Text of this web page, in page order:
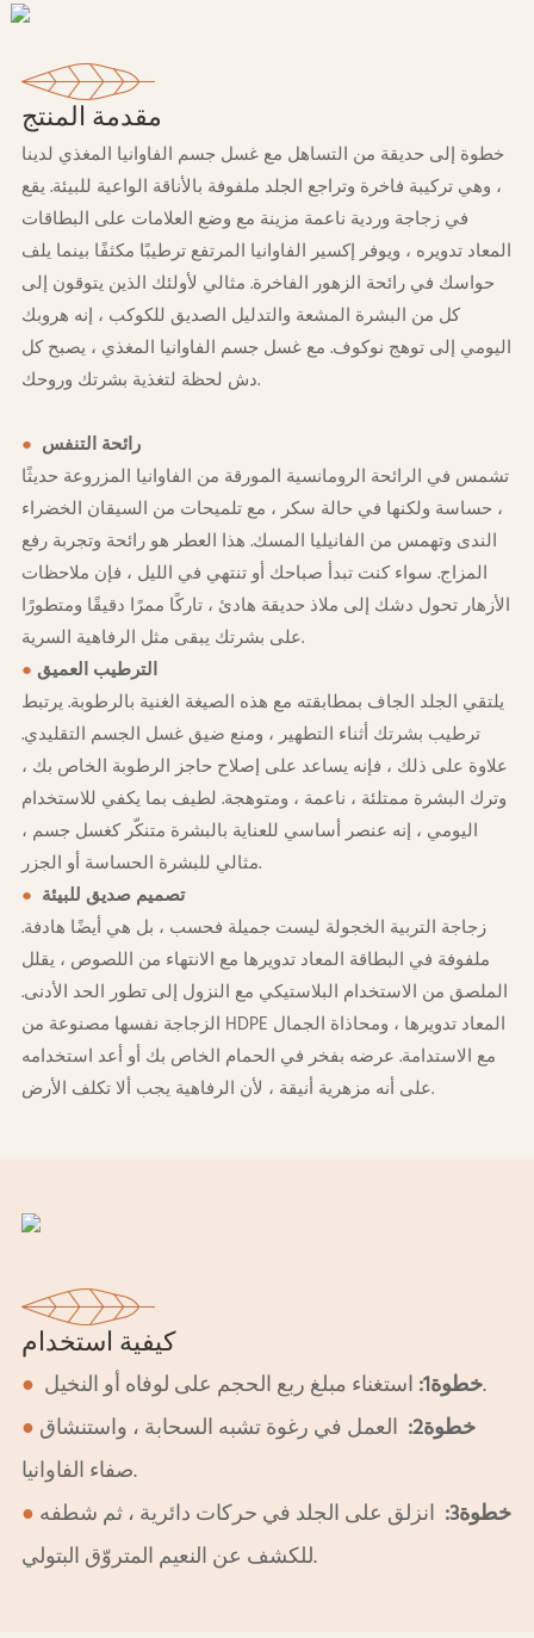
مقدمة المنتج
خطوة إلى حديقة من التساهل مع غسل جسم الفاوانيا المغذي لدينا
، وهي تركيبة فاخرة وتراجع الجلد ملفوفة بالأناقة الواعية للبيئة. يقع
في زجاجة وردية ناعمة مزينة مع وضع العلامات على البطاقات
المعاد تدويره ، ويوفر إكسير الفاوانيا المرتفع ترطيبًا مكثفًا بينما يلف
حواسك في رائحة الزهور الفاخرة. مثالي لأولئك الذين يتوقون إلى
كل من البشرة المشعة والتدليل الصديق للكوكب ، إنه هروبك
اليومي إلى توهج نوكوف. مع غسل جسم الفاوانيا المغذي ، يصبح كل
دش لحظة لتغذية بشرتك وروحك.
● رائحة التنفس
تشمس في الرائحة الرومانسية المورقة من الفاوانيا المزروعة حديثًا
، حساسة ولكنها في حالة سكر ، مع تلميحات من السيقان الخضراء
الندى وتهمس من الفانيليا المسك. هذا العطر هو رائحة وتجربة رفع
المزاج. سواء كنت تبدأ صباحك أو تنتهي في الليل ، فإن ملاحظات
الأزهار تحول دشك إلى ملاذ حديقة هادئ ، تاركًا ممرًا دقيقًا ومتطورًا
على بشرتك يبقى مثل الرفاهية السرية.
● الترطيب العميق
يلتقي الجلد الجاف بمطابقته مع هذه الصيغة الغنية بالرطوبة. يرتبط
ترطيب بشرتك أثناء التطهير ، ومنع ضيق غسل الجسم التقليدي.
علاوة على ذلك ، فإنه يساعد على إصلاح حاجز الرطوبة الخاص بك ،
وترك البشرة ممتلئة ، ناعمة ، ومتوهجة. لطيف بما يكفي للاستخدام
اليومي ، إنه عنصر أساسي للعناية بالبشرة متنكّر كغسل جسم ،
مثالي للبشرة الحساسة أو الجزر.
● تصميم صديق للبيئة
زجاجة التربية الخجولة ليست جميلة فحسب ، بل هي أيضًا هادفة.
ملفوفة في البطاقة المعاد تدويرها مع الانتهاء من اللصوص ، يقلل
الملصق من الاستخدام البلاستيكي مع النزول إلى تطور الحد الأدنى.
الزجاجة نفسها مصنوعة من HDPE المعاد تدويرها ، ومحاذاة الجمال
مع الاستدامة. عرضه بفخر في الحمام الخاص بك أو أعد استخدامه
على أنه مزهرية أنيقة ، لأن الرفاهية يجب ألا تكلف الأرض.
كيفية استخدام
● خطوة1:استغناء مبلغ ربع الحجم على لوفاه أو النخيل.
●
خطوة2:
العمل في رغوة تشبه السحابة ، واستنشاق
صفاء الفاوانيا.
●
خطوة3:
انزلق على الجلد في حركات دائرية ، ثم شطفه
للكشف عن النعيم المتروّق البتولي.